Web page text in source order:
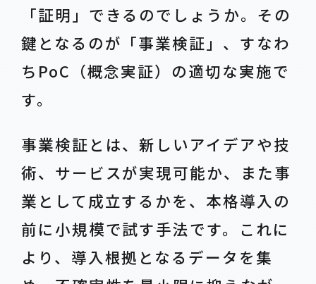
「証明」できるのでしょうか。その
鍵となるのが「事業検証」、すなわ
ちPoC（概念実証）の適切な実施で
す。
事業検証とは、新しいアイデアや技
術、サービスが実現可能か、また事
業として成立するかを、本格導入の
前に小規模で試す手法です。これに
より、導入根拠となるデータを集